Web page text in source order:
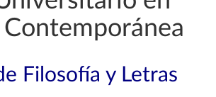
Filosofía y Letras